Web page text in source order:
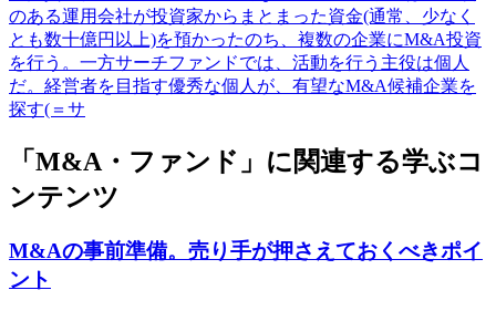
のある運用会社が投資家からまとまった資金(通常、少なく
とも数十億円以上)を預かったのち、複数の企業にM&A投資
を行う。一方サーチファンドでは、活動を行う主役は個人
だ。経営者を目指す優秀な個人が、有望なM&A候補企業を
探す(＝サ
「M&A・ファンド」に関連する学ぶコ
ンテンツ
M&Aの事前準備。売り手が押さえておくべきポイ
ント